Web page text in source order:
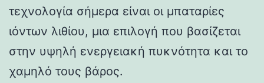
τεχνολογία σήμερα είναι οι μπαταρίες
ιόντων λιθίου, μια επιλογή που βασίζεται
στην υψηλή ενεργειακή πυκνότητα και το
χαμηλό τους βάρος.